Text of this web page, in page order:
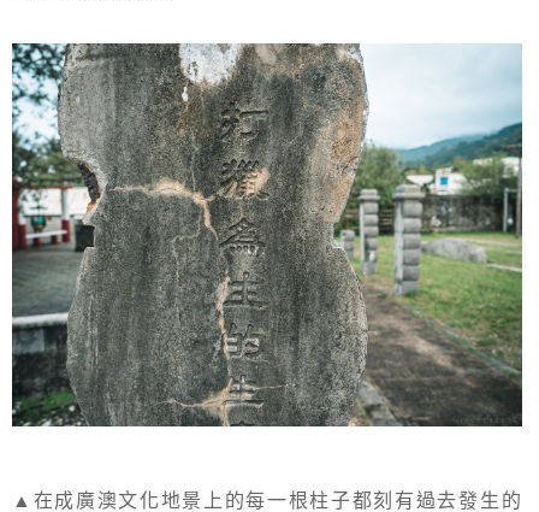
▲在成廣澳文化地景上的每一根柱子都刻有過去發生的